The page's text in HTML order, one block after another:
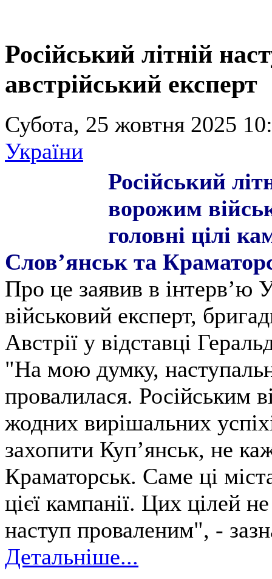
Російський літній
австрійський експерт
Субота, 25 жовтня 2025
України
Російський
ворожим
головні цілі
Слов’янськ та
Про це заявив в інтерв’ю
військовий експерт,
Австрії у відставці
"На мою думку,
провалилася. Російським
жодних вирішальних
захопити Куп’янськ, не
Краматорськ. Саме ці
цієї кампанії. Цих цілей
наступ проваленим", -
Детальніше...